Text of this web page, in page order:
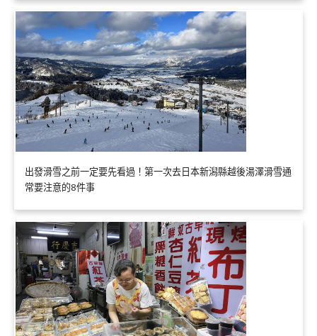
出發滑雪之前一定要先看過！第一次去日本新潟縣越後湯澤滑雪通
常要注意的8件事